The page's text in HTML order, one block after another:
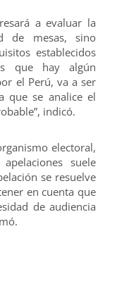
a evaluar la
de mesas, sino
establecidos
que hay algún
el Perú, va a ser
que se analice el
indicó.
electoral,
suele
se resuelve
en cuenta que
de audiencia